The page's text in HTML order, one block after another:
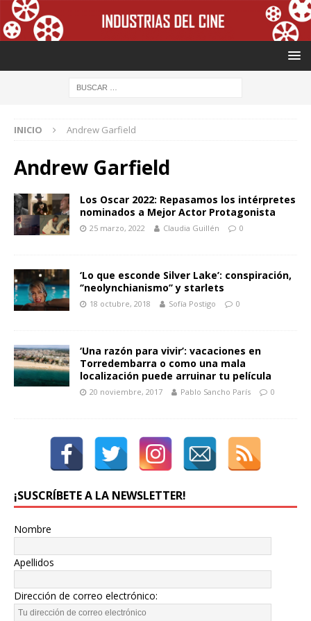
INICIO Andrew Garfield
Andrew Garfield
Los Oscar 2022: Repasamos los intérpretes
nominados a Mejor Actor Protagonista
25 marzo, 2022 Claudia Guillén 0
‘Lo que esconde Silver Lake’: conspiración,
‘’neolynchianismo’’ y starlets
18 octubre, 2018 Sofía Postigo 0
‘Una razón para vivir’: vacaciones en
Torredembarra o como una mala
localización puede arruinar tu película
20 noviembre, 2017 Pablo Sancho París 0
¡SUSCRÍBETE A LA NEWSLETTER!
Nombre
Apellidos
Dirección de correo electrónico: